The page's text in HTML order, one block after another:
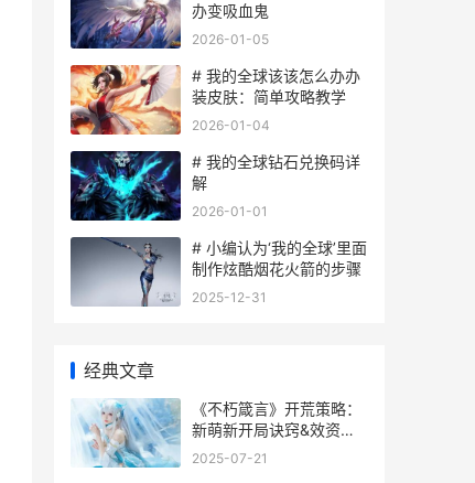
办变吸血鬼
2026-01-05
# 我的全球该该怎么办办
装皮肤：简单攻略教学
2026-01-04
# 我的全球钻石兑换码详
解
2026-01-01
# 小编认为‘我的全球’里面
制作炫酷烟花火箭的步骤
2025-12-31
经典文章
《不朽箴言》开荒策略：
新萌新开局诀窍&效资源
规划策略 不朽名言
2025-07-21